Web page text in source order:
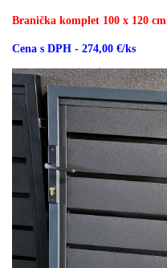
Branička komplet 100 x 120 cm
Cena s DPH - 274,00 €/ks